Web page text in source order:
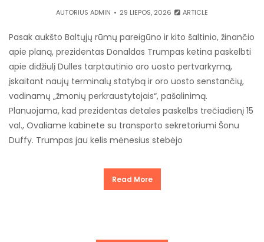
AUTORIUS ADMIN 29 LIEPOS, 2026 ARTICLE
Pasak aukšto Baltųjų rūmų pareigūno ir kito šaltinio, žinančio
apie planą, prezidentas Donaldas Trumpas ketina paskelbti
apie didžiulį Dulles tarptautinio oro uosto pertvarkymą,
įskaitant naujų terminalų statybą ir oro uosto senstančių,
vadinamų „žmonių perkraustytojais“, pašalinimą.
Planuojama, kad prezidentas detales paskelbs trečiadienį 15
val., Ovaliame kabinete su transporto sekretoriumi Šonu
Duffy. Trumpas jau kelis mėnesius stebėjo
Read More